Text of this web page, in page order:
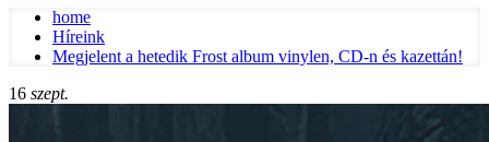
home
Híreink
Megjelent a hetedik Frost album vinylen, CD-n és kazettán!
16 szept.